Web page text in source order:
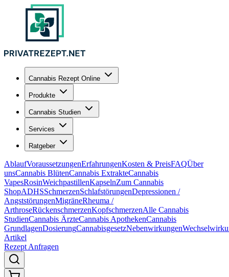
Cannabis Rezept Online
Produkte
Cannabis Studien
Services
Ratgeber
AblaufVoraussetzungenErfahrungenKosten & PreisFAQÜber
unsCannabis BlütenCannabis ExtrakteCannabis
VapesRosinWeichpastillenKapselnZum Cannabis
ShopADHSSchmerzenSchlafstörungenDepressionen /
AngststörungenMigräneRheuma /
ArthroseRückenschmerzenKopfschmerzenAlle Cannabis
StudienCannabis ÄrzteCannabis ApothekenCannabis
GrundlagenDosierungCannabisgesetzNebenwirkungen
Artikel
Rezept Anfragen